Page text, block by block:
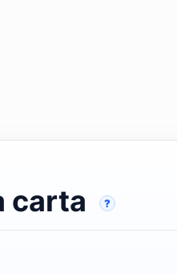
carta ?